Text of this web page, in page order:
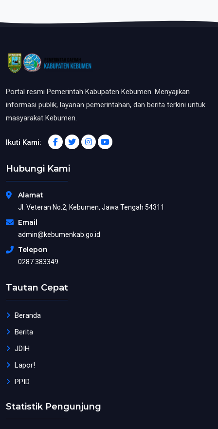
Portal resmi Pemerintah Kabupaten Kebumen. Menyajikan
informasi publik, layanan pemerintahan, dan berita terkini untuk
masyarakat Kebumen.
Ikuti Kami:
Hubungi Kami
Alamat
Jl. Veteran No.2, Kebumen, Jawa Tengah 54311
Email
admin@kebumenkab.go.id
Telepon
0287 383349
Tautan Cepat
Beranda
Berita
JDIH
Lapor!
PPID
Statistik Pengunjung